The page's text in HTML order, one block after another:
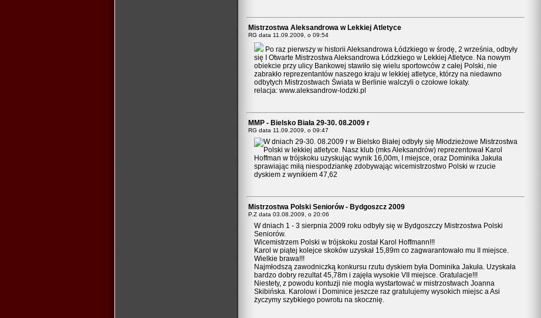
Mistrzostwa Aleksandrowa w Lekkiej Atletyce
RG data 11.09.2009, o 09:54
Po raz pierwszy w historii Aleksandrowa Łódzkiego w środę, 2 września, odbyły
się I Otwarte Mistrzostwa Aleksandrowa Łódzkiego w Lekkiej Atletyce. Na nowym
obiekcie przy ulicy Bankowej stawiło się wielu sportowców z całej Polski, nie
zabrakło reprezentantów naszego kraju w lekkiej atletyce, którzy na niedawno
odbytych Mistrzostwach Świata w Berlinie walczyli o czołowe lokaty.
relacja: www.aleksandrow-lodzki.pl
MMP - Bielsko Biała 29-30. 08.2009 r
RG data 11.09.2009, o 09:47
W dniach 29-30. 08.2009 r w Bielsko Białej odbyły się Młodzieżowe Mistrzostwa
Polski w lekkiej atletyce. Nasz klub (mks Aleksandrów) reprezentował Karol
Hoffman w trójskoku uzyskując wynik 16,00m, I miejsce, oraz Dominika Jakuła
sprawiając miłą niespodziankę zdobywając wicemistrzostwo Polski w rzucie
dyskiem z wynikiem 47,62
Mistrzostwa Polski Seniorów - Bydgoszcz 2009
P.Z data 03.08.2009, o 20:06
W dniach 1 - 3 sierpnia 2009 roku odbyły się w Bydgoszczy Mistrzostwa Polski
Seniorów.
Wicemistrzem Polski w trójskoku został Karol Hoffmann!!!
Karol w piątej kolejce skoków uzyskał 15,89m co zagwarantowało mu II miejsce.
Wielkie brawa!!!
Najmłodszą zawodniczką konkursu rzutu dyskiem była Dominika Jakuła. Uzyskała
bardzo dobry rezultat 45,78m i zajęła wysokie VII miejsce. Gratulacje!!!
Niestety, z powodu kontuzji nie mogła wystartować w mistrzostwach Joanna
Skibińska. Karolowi i Dominice jeszcze raz gratulujemy wysokich miejsc a Asi
życzymy szybkiego powrotu na skocznię.